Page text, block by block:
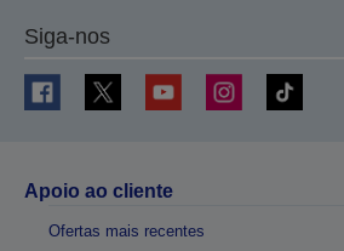
Siga-nos
Apoio ao cliente
Ofertas mais recentes